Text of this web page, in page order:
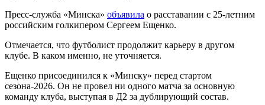
Пресс-служба «Минска» объявила о расставании с 25-летним
российским голкипером Сергеем Ещенко.
Отмечается, что футболист продолжит карьеру в другом
клубе. В каком именно, не уточняется.
Ещенко присоединился к «Минску» перед стартом
сезона-2026. Он не провел ни одного матча за основную
команду клуба, выступая в Д2 за дублирующий состав.